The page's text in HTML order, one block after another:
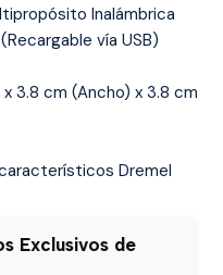
Inalámbrica
vía USB)
3.8 cm (Ancho) x 3.8 cm
Dremel
Exclusivos de